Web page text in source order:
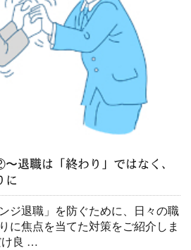
退職は「終わり」ではなく、
に
ジ退職」を防ぐために、日々の職
に焦点を当てた対策をご紹介しま
け良 …